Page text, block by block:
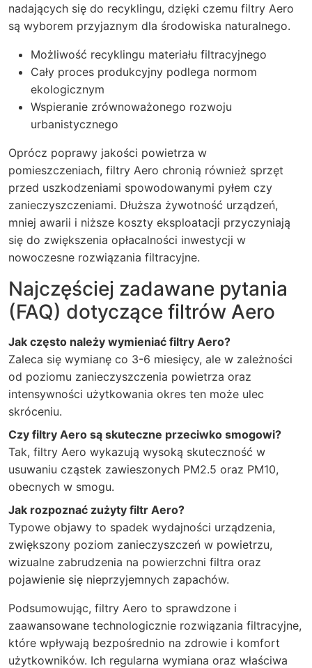
nadających się do recyklingu, dzięki czemu filtry Aero
są wyborem przyjaznym dla środowiska naturalnego.
Możliwość recyklingu materiału filtracyjnego
Cały proces produkcyjny podlega normom
ekologicznym
Wspieranie zrównoważonego rozwoju
urbanistycznego
Oprócz poprawy jakości powietrza w
pomieszczeniach, filtry Aero chronią również sprzęt
przed uszkodzeniami spowodowanymi pyłem czy
zanieczyszczeniami. Dłuższa żywotność urządzeń,
mniej awarii i niższe koszty eksploatacji przyczyniają
się do zwiększenia opłacalności inwestycji w
nowoczesne rozwiązania filtracyjne.
Najczęściej zadawane pytania
(FAQ) dotyczące filtrów Aero
Jak często należy wymieniać filtry Aero?
Zaleca się wymianę co 3-6 miesięcy, ale w zależności
od poziomu zanieczyszczenia powietrza oraz
intensywności użytkowania okres ten może ulec
skróceniu.
Czy filtry Aero są skuteczne przeciwko smogowi?
Tak, filtry Aero wykazują wysoką skuteczność w
usuwaniu cząstek zawieszonych PM2.5 oraz PM10,
obecnych w smogu.
Jak rozpoznać zużyty filtr Aero?
Typowe objawy to spadek wydajności urządzenia,
zwiększony poziom zanieczyszczeń w powietrzu,
wizualne zabrudzenia na powierzchni filtra oraz
pojawienie się nieprzyjemnych zapachów.
Podsumowując, filtry Aero to sprawdzone i
zaawansowane technologicznie rozwiązania filtracyjne,
które wpływają bezpośrednio na zdrowie i komfort
użytkowników. Ich regularna wymiana oraz właściwa